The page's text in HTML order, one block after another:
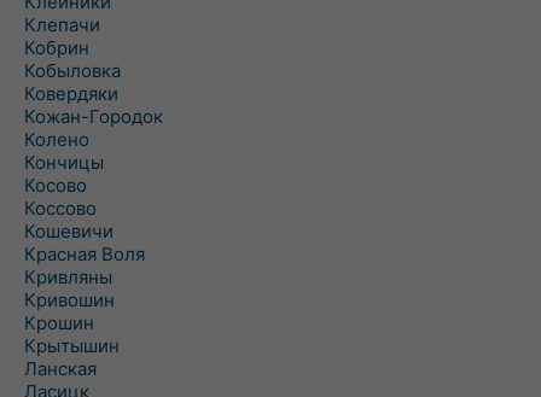
Клепачи
Кобрин
Кобыловка
Ковердяки
Кожан-Городок
Колено
Кончицы
Косово
Коссово
Кошевичи
Красная Воля
Кривляны
Кривошин
Крошин
Крытышин
Ланская
Ласицк